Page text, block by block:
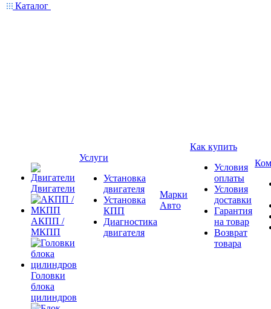
Каталог
Двигатели
АКПП /
МКПП
Головки
блока
цилиндров
Услуги
Установка
двигателя
Установка
КПП
Диагностика
двигателя
Марки
Авто
Как купить
Условия
оплаты
Условия
доставки
Гарантия
на товар
Возврат
товара